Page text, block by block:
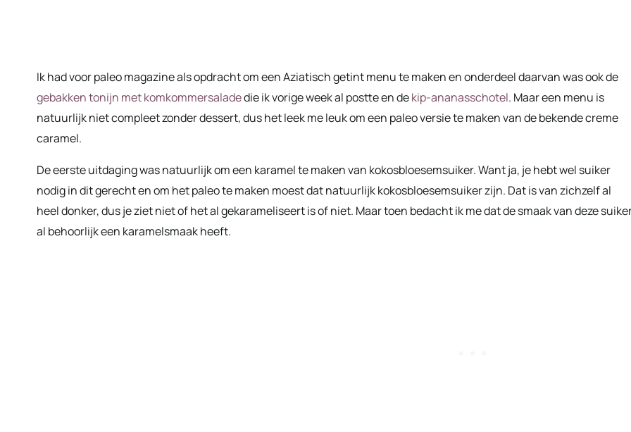
Ik had voor paleo magazine als opdracht om een Aziatisch getint menu te maken en onderdeel daarvan was ook de
gebakken tonijn met komkommersaladedie ik vorige week al postte en dekip-ananasschotel. Maar een menu is
natuurlijk niet compleet zonder dessert, dus het leek me leuk om een paleo versie te maken van de bekende creme
caramel.
De eerste uitdaging was natuurlijk om een karamel te maken van kokosbloesemsuiker. Want ja, je hebt wel suiker
nodig in dit gerecht en om het paleo te maken moest dat natuurlijk kokosbloesemsuiker zijn. Dat is van zichzelf al
heel donker, dus je ziet niet of het al gekarameliseert is of niet. Maar toen bedacht ik me dat de smaak van deze
al behoorlijk een karamelsmaak heeft.